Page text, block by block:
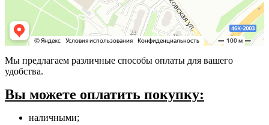
Мы предлагаем различные способы оплаты для вашего
удобства.
Вы можете оплатить покупку:
наличными;